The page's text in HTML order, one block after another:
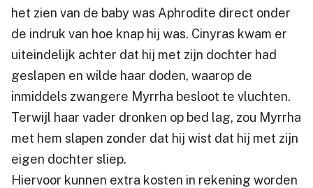
het zien van de baby was Aphrodite direct onder
de indruk van hoe knap hij was. Cinyras kwam er
uiteindelijk achter dat hij met zijn dochter had
geslapen en wilde haar doden, waarop de
inmiddels zwangere Myrrha besloot te vluchten.
Terwijl haar vader dronken op bed lag, zou Myrrha
met hem slapen zonder dat hij wist dat hij met zijn
eigen dochter sliep.
Hiervoor kunnen extra kosten in rekening worden